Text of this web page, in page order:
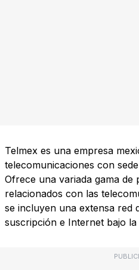
Telmex es una empresa
telecomunicaciones con
Ofrece una variada gama de
relacionados con las
se incluyen una extensa red
suscripción e Internet bajo